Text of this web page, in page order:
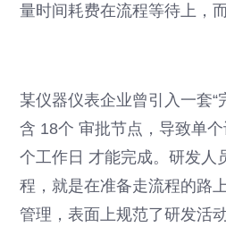
量时间耗费在流程等待上，
某仪器仪表企业曾引入一套“
含 18个 审批节点，导致单
个工作日 才能完成。研发人
程，就是在准备走流程的路
管理，表面上规范了研发活